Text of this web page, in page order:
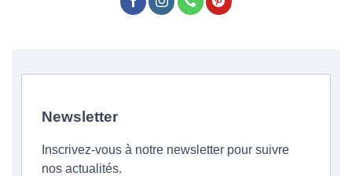
Newsletter
Inscrivez-vous à notre newsletter pour suivre
nos actualités.